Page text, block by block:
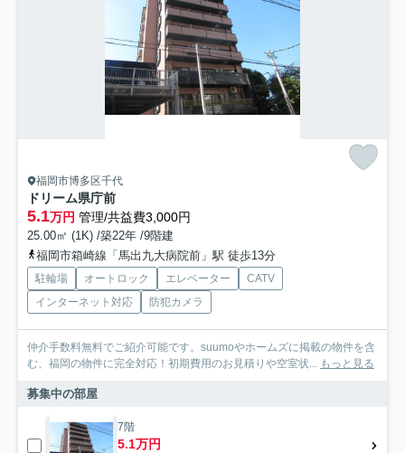
福岡市博多区千代
ドリーム県庁前
5.1万円 管理/共益費3,000円
25.00㎡ (1K) /築22年 /9階建
福岡市箱崎線「馬出九大病院前」駅 徒歩13分
駐輪場 オートロック エレベーター
CATV
インターネット対応
防犯カメラ
仲介手数料無料でご紹介可能です。suumoやホームズに掲載の物件を含
む、福岡の物件に完全対応！初期費用のお見積りや空室状... もっと見る
募集中の部屋
7階
5.1万円